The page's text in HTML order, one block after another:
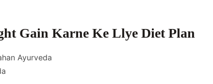
Gain Karne Ke Llye Diet Plan